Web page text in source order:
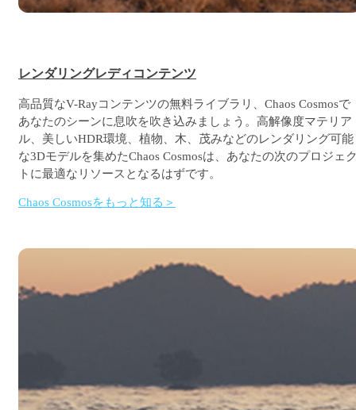
レンダリングレディコンテンツ
高品質なV-Rayコンテンツの無料ライブラリ、Chaos Cosmosで
あなたのシーンに息吹を吹き込みましょう。高解像度マテリア
ル、美しいHDR環境、植物、木、茂みなどのレンダリング可能
な3Dモデルを集めたChaos Cosmosは、あなたの次のプロジェ
トに最適なリソースとなるはずです。
Chaos Cosmosをもっと知る＞